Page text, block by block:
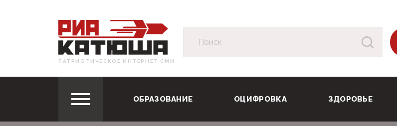
ПАТРИОТИЧЕСКОЕ ИНТЕРНЕТ СМИ
ОБРАЗОВАНИЕ ОЦИФРОВКА ЗДОРОВЬЕ